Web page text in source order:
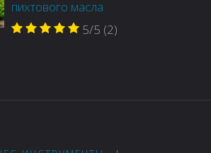
пихтового масла
5/5 (2)